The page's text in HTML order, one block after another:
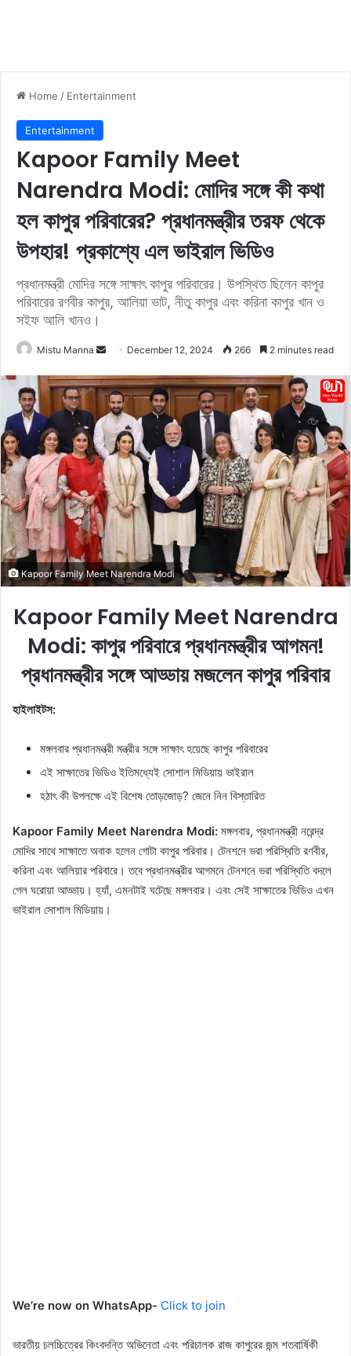
Home / Entertainment
Entertainment
Kapoor Family Meet
Narendra Modi: মোদির সঙ্গে কী কথা
হল কাপুর পরিবারের? প্রধানমন্ত্রীর তরফ থেকে
উপহার! প্রকাশ্যে এল ভাইরাল ভিডিও
প্রধানমন্ত্রী মোদির সঙ্গে সাক্ষাৎ কাপুর পরিবারের। উপস্থিত ছিলেন কাপুর
পরিবারের রণবীর কাপুর, আলিয়া ভাট, নীতু কাপুর এবং করিনা কাপুর খান ও
সইফ আলি খানও।
Mistu Manna
n
d
n
e
m
a
i
December 12, 2024 266 2 minutes read
Kapoor Family Meet Narendra Modi
Kapoor Family Meet Narendra
Modi: কাপুর পরিবারে প্রধানমন্ত্রীর আগমন!
প্রধানমন্ত্রীর সঙ্গে আড্ডায় মজলেন কাপুর পরিবার
হাইলাইটস:
মঙ্গলবার প্রধানমন্ত্রী মন্ত্রীর সঙ্গে সাক্ষাৎ হয়েছে কাপুর পরিবারের
এই সাক্ষাতের ভিডিও ইতিমধ্যেই সোশাল মিডিয়ায় ভাইরাল
হঠাৎ কী উপলক্ষে এই বিশেষ তোড়জোড়? জেনে নিন বিস্তারিত
Kapoor Family Meet Narendra Modi: মঙ্গলবার, প্রধানমন্ত্রী নরেন্দ্র
মোদির সাথে সাক্ষাতে অবাক হলেন গোটা কাপুর পরিবার। টেনশনে ভরা পরিস্থিতি রণবীর,
করিনা এবং আলিয়ার পরিবারে। তবে প্রধানমন্ত্রীর আগমনে টেনশনে ভরা পরিস্থিতি বদলে
গেল ঘরোয়া আড্ডায়। হ্যাঁ, এমনটাই ঘটেছে মঙ্গলবার। এবং সেই সাক্ষাতের ভিডিও এখন
ভাইরাল সোশাল মিডিয়ায়।
We’re now on WhatsApp- Click to join
ভারতীয় চলচ্চিত্রের কিংবদন্তি অভিনেতা এবং পরিচালক রাজ কাপুরের জন্ম শতবার্ষিকী